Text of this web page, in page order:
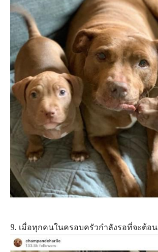
9. เมื่อทุกคนในครอบครัวกำลังรอที่จะต้อ